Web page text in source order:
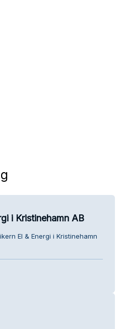
i Kristinehamn AB
El & Energi i Kristinehamn